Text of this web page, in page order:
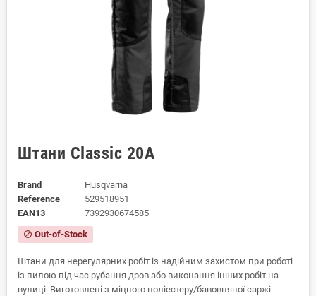
Штани Classic 20A
Brand
Husqvarna
Reference
529518951
EAN13
7392930674585
block Out-of-Stock
Штани для нерегулярних робіт із надійним захистом при роботі
із пилою під час рубання дров або виконання інших робіт на
вулиці. Виготовлені з міцного поліестеру/бавовняної саржі.